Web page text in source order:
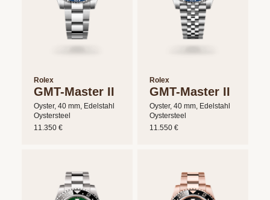
Rolex
GMT-Master II
Oyster, 40 mm, Edelstahl
Oystersteel
11.350 €
Rolex
GMT-Master II
Oyster, 40 mm, Edelstahl
Oystersteel
11.550 €